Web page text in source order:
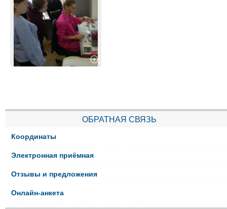
ОБРАТНАЯ СВЯЗЬ
Координаты
Электронная приёмная
Отзывы и предложения
Онлайн-анкета